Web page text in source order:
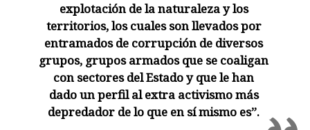
explotación de la naturaleza y los
territorios, los cuales son llevados por
entramados de corrupción de diversos
grupos, grupos armados que se coaligan
con sectores del Estado y que le han
dado un perfil al extra activismo más
depredador de lo que en sí mismo es”.